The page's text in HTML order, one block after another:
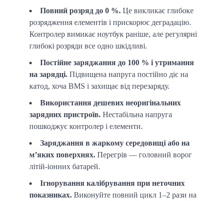
Повний розряд до 0 %. Це викликає глибоке
розрядження елементів і прискорює деградацію.
Контролер вимикає ноутбук раніше, але регулярні
глибокі розряди все одно шкідливі.
Постійне заряджання до 100 % і утримання
на зарядці. Підвищена напруга постійно діє на
катод, хоча BMS і захищає від перезаряду.
Використання дешевих неоригінальних
зарядних пристроїв. Нестабільна напруга
пошкоджує контролер і елементи.
Заряджання в жаркому середовищі або на
м’яких поверхнях. Перегрів — головний ворог
літій-іонних батарей.
Ігнорування калібрування при неточних
показниках. Виконуйте повний цикл 1–2 рази на